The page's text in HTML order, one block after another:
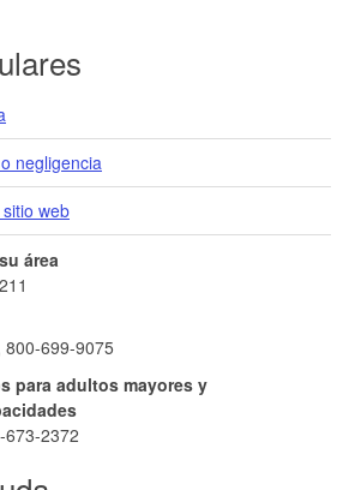
negligencia
web
área
800-699-9075
para adultos mayores y
673-2372